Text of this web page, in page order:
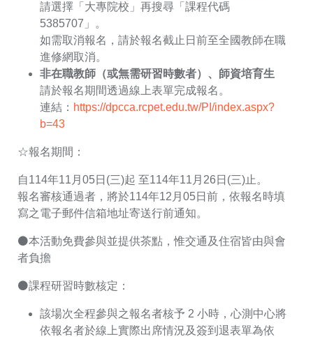
請選擇「大專院校」再搜尋「課程代碼
5385707」。
如需取消報名，請於報名截止日前至全國教師在職
進修網取消。
非在職教師（或無需研習時數者）、師資培育生
請於報名期間透過線上表單完成報名。
連結： https://dpcca.rcpet.edu.tw/PI/index.aspx?
b=43（另開新視窗）
☆報名期間：
自114年11月05日(三)起 至114年11月26日(三)止。
報名審核通過者，將於114年12月05日前，依報名時填
寫之電子郵件信箱地址寄送行前通知。
⚫本活動免費參與並提供茶點，惟交通及住宿皆由與會
者負擔
⚫課程研習時數核定：
該場次全程參與之報名者核予 2 小時，心測中心將
依報名者於線上實際出席情況及簽到退表單為依